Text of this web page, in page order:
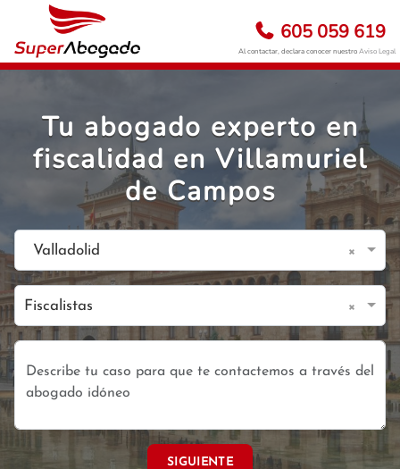
605 059 619
Al contactar, declara conocer nuestroAviso Legal
Tu abogado experto en
fiscalidad en Villamuriel
de Campos
Valladolid ×
Fiscalistas ×
SIGUIENTE